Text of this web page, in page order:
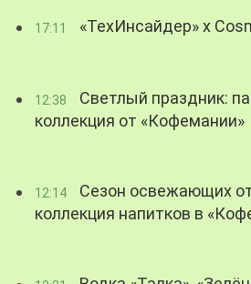
17:11 «ТехИнсайдер» х
12:38
Светлый праздник:
коллекция от «Кофемании»
12:14
Сезон освежающих
коллекция напитков в